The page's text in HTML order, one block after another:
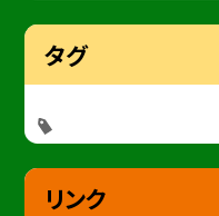
タグ
リンク